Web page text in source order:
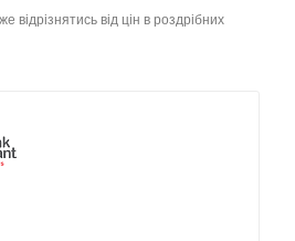
відрізнятись від цін в роздрібних